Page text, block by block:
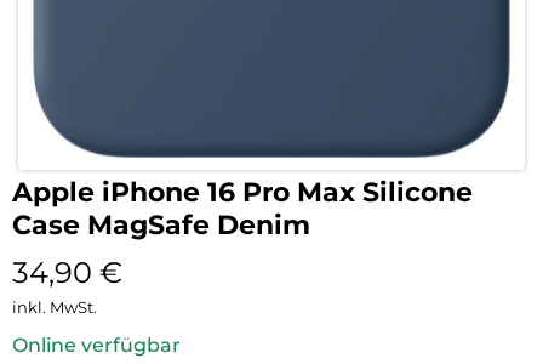
Apple iPhone 16 Pro Max Silicone
Case MagSafe Denim
34,90 €
inkl. MwSt.
Online verfügbar